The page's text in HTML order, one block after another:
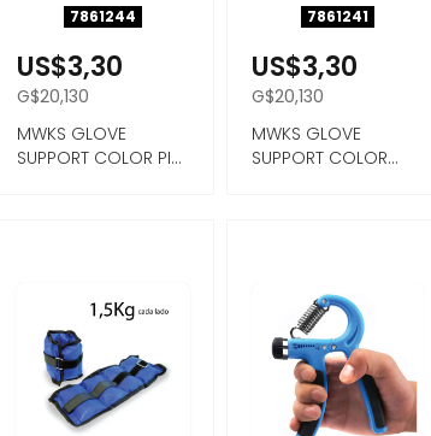
7861244
US$3,30
G$20,130
MWKS GLOVE
SUPPORT COLOR PIK
7861241
US$3,30
G$20,130
MWKS GLOVE
SUPPORT COLOR